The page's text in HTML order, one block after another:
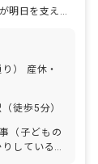
） 産休・
徒歩5分）
（子どもの
している子